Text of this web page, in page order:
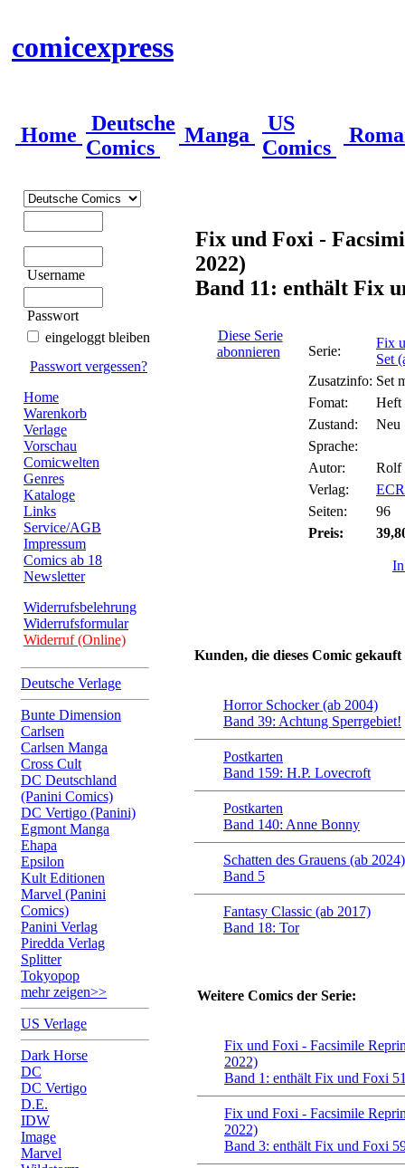
comicexpress
Home
Deutsche
Comics
Manga
US
Comics
Username
Passwort
eingeloggt bleiben
Passwort vergessen?
Home
Warenkorb
Verlage
Vorschau
Comicwelten
Genres
Kataloge
Links
Service/AGB
Impressum
Comics ab 18
Newsletter
Widerrufsbelehrung
Widerrufsformular
Widerruf (Online)
Deutsche Verlage
Bunte Dimension
Carlsen
Carlsen Manga
Cross Cult
DC Deutschland
(Panini Comics)
DC Vertigo (Panini)
Egmont Manga
Ehapa
Epsilon
Kult Editionen
Marvel (Panini
Comics)
Panini Verlag
Piredda Verlag
Splitter
Tokyopop
mehr zeigen>>
US Verlage
Dark Horse
DC
DC Vertigo
D.E.
IDW
Image
Marvel
Fix und Foxi -
2022)
Band 11: enthält Fix
Diese Serie
abonnieren
Serie:
Fix
Set
Zusatzinfo: Set
Fomat:
Heft
Zustand:
Neu
Sprache:
Autor:
Rolf
Verlag:
Seiten:
96
Preis:
Kunden, die dieses Comic
Horror Schocker (ab 2004)
Band 39: Achtung Sperrgebiet!
Postkarten
Band 159: H.P. Lovecroft
Postkarten
Band 140: Anne Bonny
Schatten des Grauens (ab 2024)
Band 5
Fantasy Classic (ab 2017)
Band 18: Tor
Weitere Comics der Serie:
Fix und Foxi - Facsimile
2022)
Band 1: enthält Fix und Foxi
Fix und Foxi - Facsimile
2022)
Band 3: enthält Fix und Foxi